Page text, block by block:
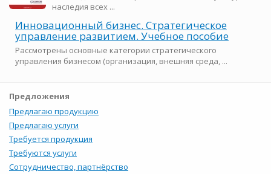
наследия всех ...
Инновационный бизнес. Стратегическое
управление развитием. Учебное пособие
Рассмотрены основные категории стратегического
управления бизнесом (организация, внешняя среда, ...
Предложения
Предлагаю продукцию
Предлагаю услуги
Требуется продукция
Требуются услуги
Сотрудничество, партнёрство